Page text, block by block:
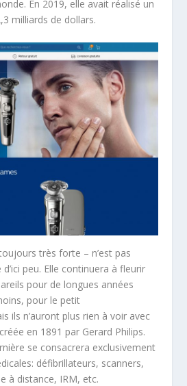
En 2019, elle avait réalisé un
milliards de dollars.
très forte – n’est pas
peu. Elle continuera à fleurir
pour de longues années
pour le petit
ils n’auront plus rien à voir avec
en 1891 par Gerard Philips.
se consacrera exclusivement
défibrillateurs, scanners,
à distance, IRM, etc.